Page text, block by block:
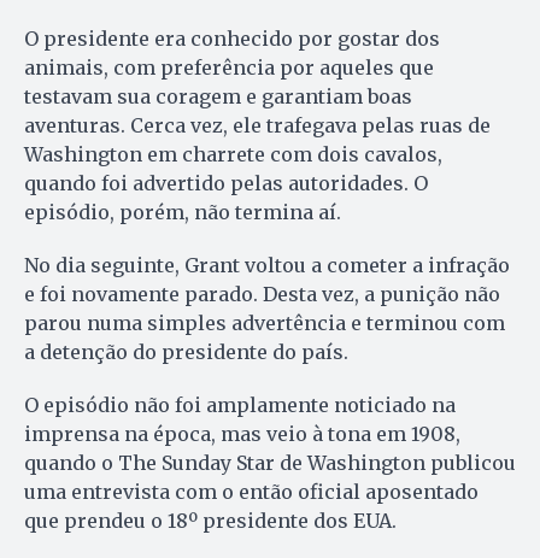
O presidente era conhecido por gostar dos
animais, com preferência por aqueles que
testavam sua coragem e garantiam boas
aventuras. Cerca vez, ele trafegava pelas ruas de
Washington em charrete com dois cavalos,
quando foi advertido pelas autoridades. O
episódio, porém, não termina aí.
No dia seguinte, Grant voltou a cometer a infração
e foi novamente parado. Desta vez, a punição não
parou numa simples advertência e terminou com
a detenção do presidente do país.
O episódio não foi amplamente noticiado na
imprensa na época, mas veio à tona em 1908,
quando o The Sunday Star de Washington publicou
uma entrevista com o então oficial aposentado
que prendeu o 18º presidente dos EUA.